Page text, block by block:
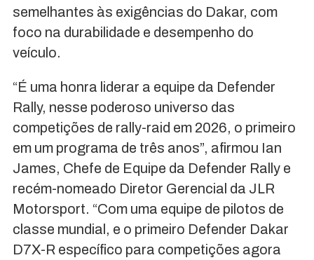
semelhantes às exigências do Dakar, com
foco na durabilidade e desempenho do
veículo.
“É uma honra liderar a equipe da Defender
Rally, nesse poderoso universo das
competições de rally-raid em 2026, o primeiro
em um programa de três anos”, afirmou Ian
James, Chefe de Equipe da Defender Rally e
recém-nomeado Diretor Gerencial da JLR
Motorsport. “Com uma equipe de pilotos de
classe mundial, e o primeiro Defender Dakar
D7X-R específico para competições agora